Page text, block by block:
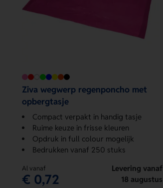
Ziva wegwerp regenponcho met
opbergtasje
Compact verpakt in handig tasje
Ruime keuze in frisse kleuren
Opdruk in full colour mogelijk
Bedrukken vanaf 250 stuks
Al vanaf
€ 0,72
Levering vanaf
18 augustus